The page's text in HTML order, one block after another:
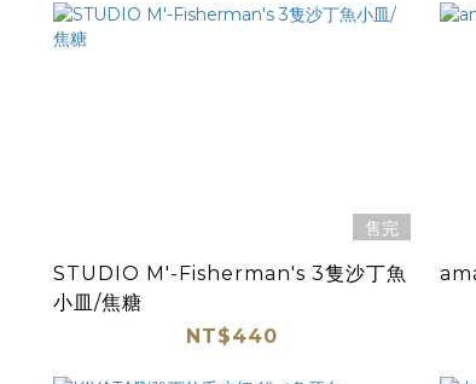
售完
STUDIO M'-Fisherman's 3隻沙丁魚
小皿/焦糖
NT$440